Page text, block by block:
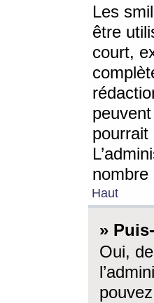
Les
être
court,
pourrait
nombre
Haut
»
Oui,